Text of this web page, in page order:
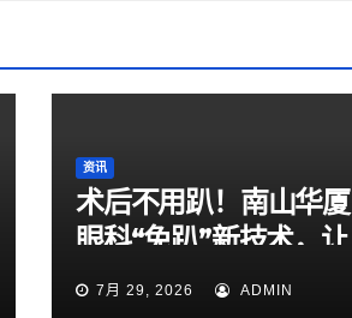
资讯
术后不用趴！南山华厦
眼科“免趴”新技术，让
49岁男子解除失明危机
7月 29, 2026 ADMIN